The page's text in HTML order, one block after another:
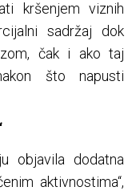
kršenjem viznih
sadržaj dok
čak i ako taj
što napusti
objavila dodatna
aktivnostima“,